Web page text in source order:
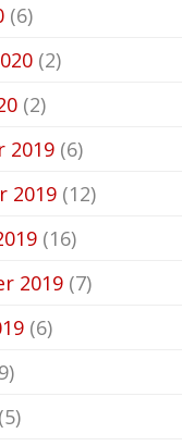
(6)
(2)
(2)
2019 (6)
2019 (12)
(16)
2019 (7)
(6)
(5)